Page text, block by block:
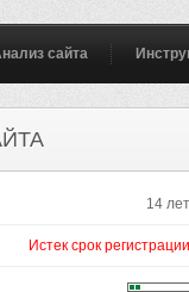
сайта
14 лет
Истек срок регистрации